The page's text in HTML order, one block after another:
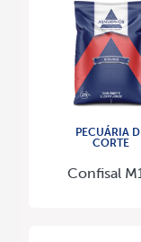
PECUÁRIA
CORTE
Confisal